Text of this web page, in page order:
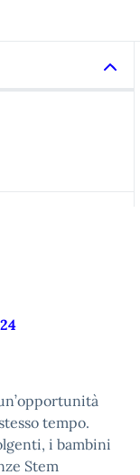
tempo.
i bambini
Stem